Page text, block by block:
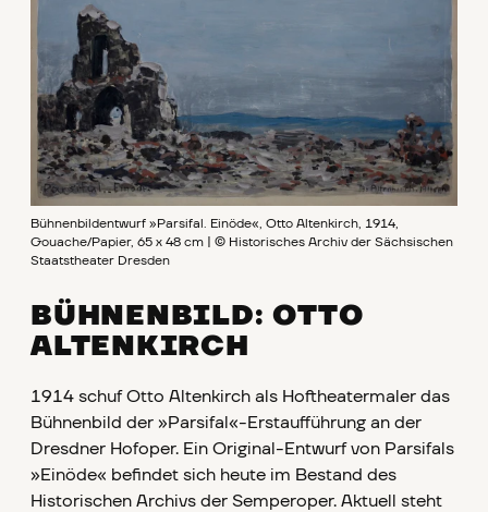
Bühnenbildentwurf »Parsifal. Einöde«, Otto Altenkirch, 1914,
Gouache/Papier, 65 x 48 cm | © Historisches Archiv der Sächsischen
Staatstheater Dresden
BÜHNENBILD: OTTO
ALTENKIRCH
1914 schuf Otto Altenkirch als Hoftheatermaler das
Bühnenbild der »Parsifal«-Erstaufführung an der
Dresdner Hofoper. Ein Original-Entwurf von Parsifals
»Einöde« befindet sich heute im Bestand des
Historischen Archivs der Semperoper. Aktuell steht